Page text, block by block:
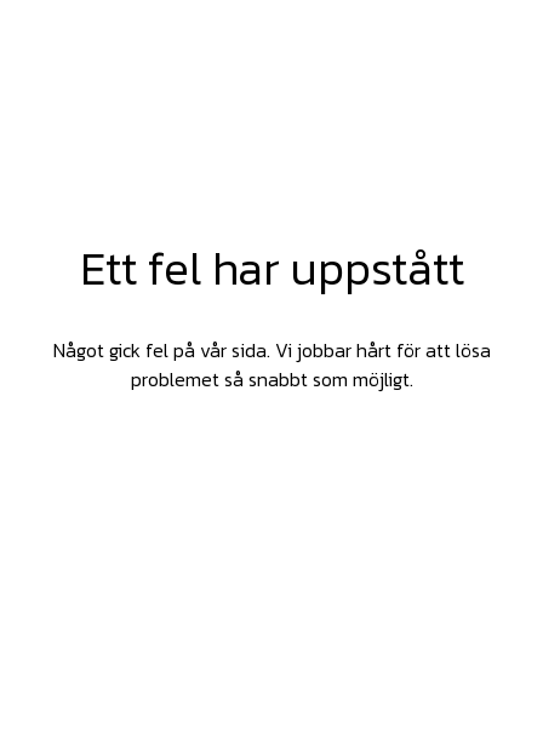
Ett fel har uppstått
Något gick fel på vår sida. Vi jobbar hårt för att lösa
problemet så snabbt som möjligt.